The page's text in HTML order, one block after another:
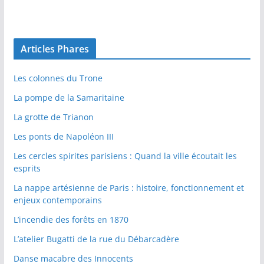
Articles Phares
Les colonnes du Trone
La pompe de la Samaritaine
La grotte de Trianon
Les ponts de Napoléon III
Les cercles spirites parisiens : Quand la ville écoutait les
esprits
La nappe artésienne de Paris : histoire, fonctionnement et
enjeux contemporains
L’incendie des forêts en 1870
L’atelier Bugatti de la rue du Débarcadère
Danse macabre des Innocents